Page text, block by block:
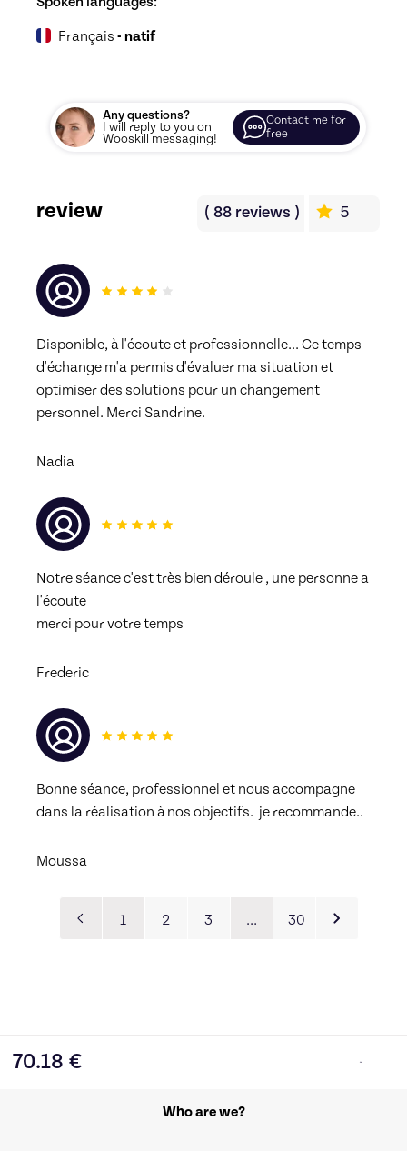
Français - natif
Any questions?
I will reply to you on
Wooskill messaging!
Contact me for
free
review ( 88 reviews ) 5
Disponible, à l'écoute et professionnelle... Ce temps
d'échange m'a permis d'évaluer ma situation et
optimiser des solutions pour un changement
personnel. Merci Sandrine.
Nadia
Notre séance c'est très bien déroule , une personne a
l'écoute
merci pour votre temps
Frederic
Bonne séance, professionnel et nous accompagne
dans la réalisation à nos objectifs.  je recommande..
Moussa
1 2 3 … 30
70.18 €
Who are we?